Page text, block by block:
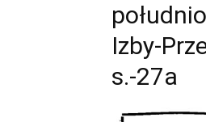
Izby-
s.-27a